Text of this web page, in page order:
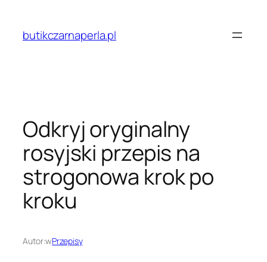
treścibutikczarnaperla.pl
Odkryj oryginalny
rosyjski przepis na
strogonowa krok po
kroku
Autor:wPrzepisy